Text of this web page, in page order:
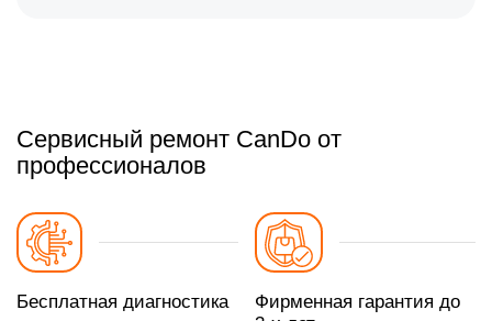
Сервисный ремонт CanDo от
профессионалов
Бесплатная диагностика
Фирменная гарантия до